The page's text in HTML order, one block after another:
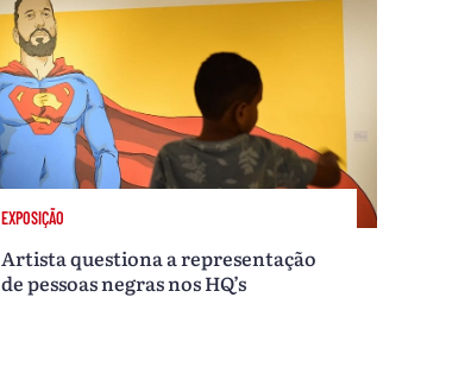
EXPOSIÇÃO
Artista questiona a representação
de pessoas negras nos HQ’s